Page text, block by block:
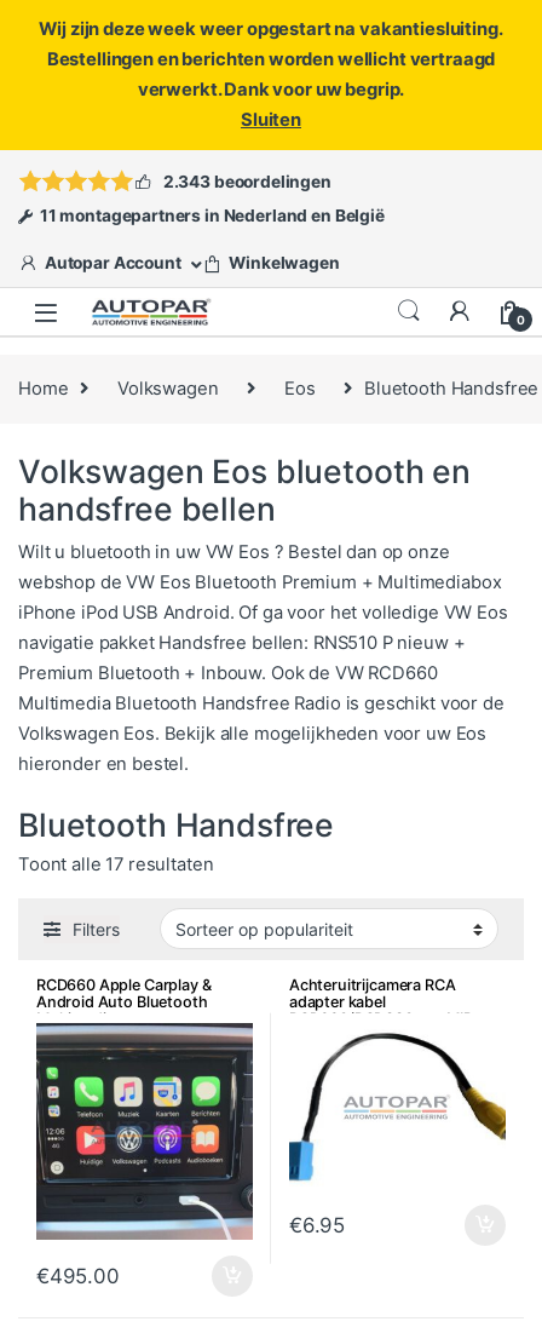
Wij zijn deze week weer opgestart na vakantiesluiting.
Bestellingen en berichten worden wellicht vertraagd
verwerkt. Dank voor uw begrip.
Sluiten
ofopen een ticket
2.343 beoordelingen
11 montagepartners in Nederland en België
Autopar Account Winkelwagen
0
Home Volkswagen Eos Bluetooth Handsfree
Volkswagen Eos bluetooth en
handsfree bellen
Wilt u bluetooth in uw VW Eos ? Bestel dan op onze
webshop de VW Eos Bluetooth Premium + Multimediabox
iPhone iPod USB Android. Of ga voor het volledige VW Eos
navigatie pakket Handsfree bellen: RNS510 P nieuw +
Premium Bluetooth + Inbouw. Ook de VW RCD660
Multimedia Bluetooth Handsfree Radio is geschikt voor de
Volkswagen Eos. Bekijk alle mogelijkheden voor uw Eos
hieronder en bestel.
Bluetooth Handsfree
Toont alle 17 resultatenGesorteerd op populariteit
Filters
RCD660 Apple Carplay &
Android Auto Bluetooth
Multimedia
€495.00
Achteruitrijcamera RCA
adapter kabel
RCD660/RCD330 e.a. MIB
Systemen
€6.95